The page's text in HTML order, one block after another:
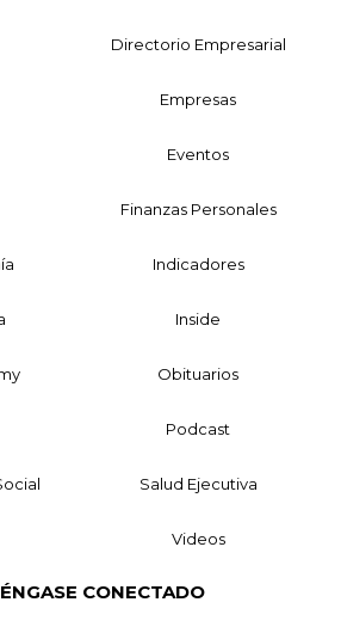
Directorio Empresarial
Empresas
Eventos
Finanzas Personales
Indicadores
Inside
Obituarios
Podcast
Salud Ejecutiva
Videos
CONECTADO